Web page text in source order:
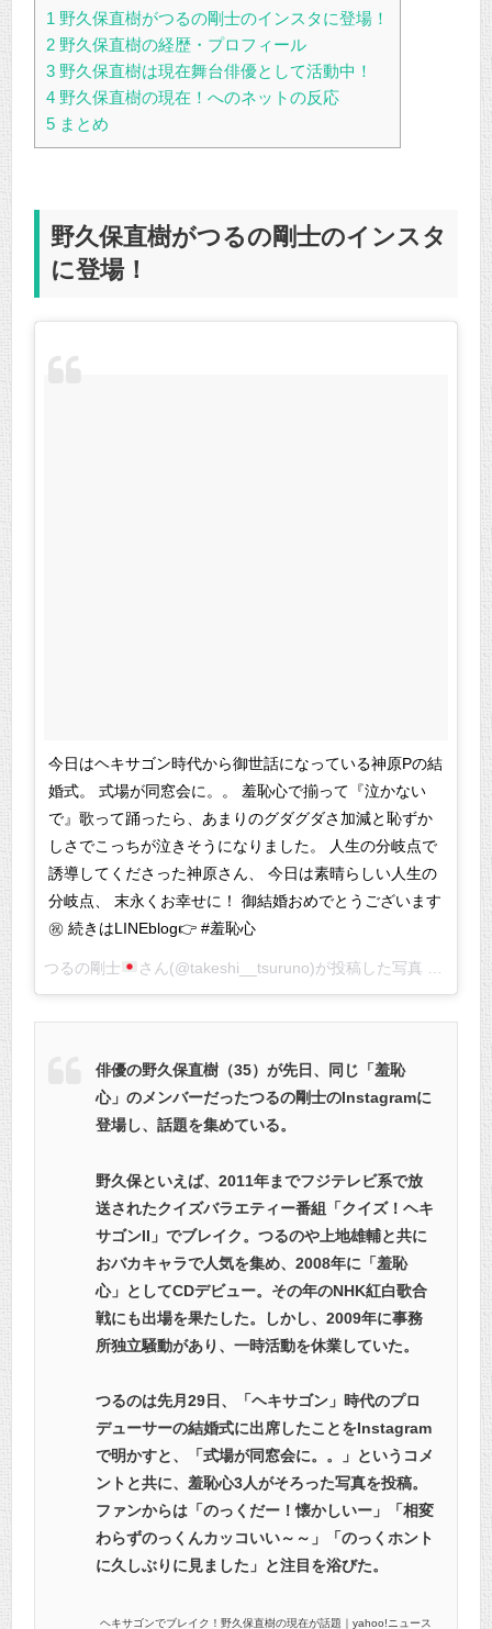
1 野久保直樹がつるの剛士のインスタに登場！
2 野久保直樹の経歴・プロフィール
3 野久保直樹は現在舞台俳優として活動中！
4 野久保直樹の現在！へのネットの反応
5 まとめ
野久保直樹がつるの剛士のインスタ
に登場！
今日はヘキサゴン時代から御世話になっている神原Pの結
婚式。 式場が同窓会に。。 羞恥心で揃って『泣かない
で』歌って踊ったら、あまりのグダグダさ加減と恥ずか
しさでこっちが泣きそうになりました。 人生の分岐点で
誘導してくださった神原さん、 今日は素晴らしい人生の
分岐点、 末永くお幸せに！ 御結婚おめでとうございます
㊗️ 続きはLINEblog👉 #羞恥心
つるの剛士 さん(@takeshi__tsuruno)が投稿した写真 –
俳優の野久保直樹（35）が先日、同じ「羞恥
心」のメンバーだったつるの剛士のInstagramに
登場し、話題を集めている。
野久保といえば、2011年までフジテレビ系で放
送されたクイズバラエティー番組「クイズ！ヘキ
サゴンII」でブレイク。つるのや上地雄輔と共に
おバカキャラで人気を集め、2008年に「羞恥
心」としてCDデビュー。その年のNHK紅白歌合
戦にも出場を果たした。しかし、2009年に事務
所独立騒動があり、一時活動を休業していた。
つるのは先月29日、「ヘキサゴン」時代のプロ
デューサーの結婚式に出席したことをInstagram
で明かすと、「式場が同窓会に。。」というコメ
ントと共に、羞恥心3人がそろった写真を投稿。
ファンからは「のっくだー！懐かしいー」「相変
わらずのっくんカッコいい～～」「のっくホント
に久しぶりに見ました」と注目を浴びた。
ヘキサゴンでブレイク！野久保直樹の現在が話題｜yahoo!ニュース